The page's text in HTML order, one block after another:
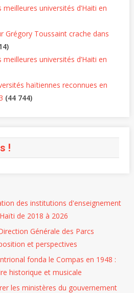
universités d’Haiti en
Grégory Toussaint crache dans
universités d’Haiti en
haïtiennes reconnues en
(44 744)
!
des institutions d'enseignement
de 2018 à 2026
Générale des Parcs
et perspectives
fonda le Compas en 1948 :
historique et musicale
les ministères du gouvernement